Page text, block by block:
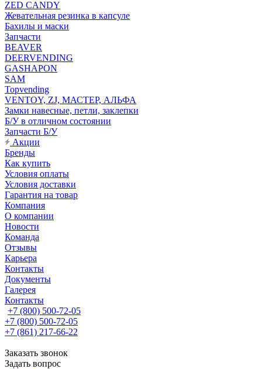
ZED CANDY
Жевательная резинка в капсуле
Бахилы и маски
Запчасти
BEAVER
DEERVENDING
GASHAPON
SAM
Topvending
VENTOY, ZJ, МАСТЕР, АЛЬФА
Замки навесные, петли, заклепки
Б/У в отличном состоянии
Запчасти Б/У
Акции
Бренды
Как купить
Условия оплаты
Условия доставки
Гарантия на товар
Компания
О компании
Новости
Команда
Отзывы
Карьера
Контакты
Документы
Галерея
Контакты
+7 (800) 500-72-05
+7 (800) 500-72-05
+7 (861) 217-66-22
Заказать звонок
Задать вопрос